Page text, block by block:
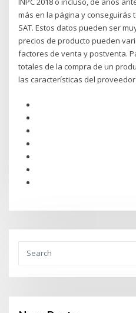
más en la página y conseguirás
SAT. Estos datos pueden ser
precios de producto pueden
factores de venta y postventa.
totales de la compra de un
las características del